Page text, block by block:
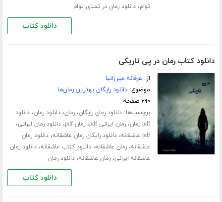
توام،دانلود رمان در تمنای توام
دانلود کتاب
دانلود کتاب رمان در پی تاریکی
از: عرفانه میرزانیا
موضوع:دانلود رایگان بهترین رمان‌ها
۶۹۰ صفحه
برچسب‌ها:دانلود رمان رایگان،رمان،دانلود رمان،دانلود
pdf رمان
،رمان ایرانی pdf ،رمان pdf ،دانلود رمان ایرانی،
pdf عاشقانه ،دانلود رایگان رمان عاشقانه،دانلود رمان
عاشقانه،رمان عاشقانه،دانلود کتاب عاشقانه،دانلود رمان
عاشقانه ایرانی،رمان عاشقانه،دانلود رمان
دانلود کتاب